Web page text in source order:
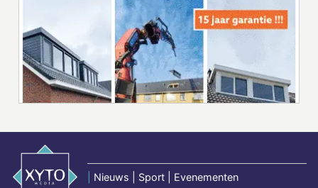
Nieuws | Sport | Evenementen